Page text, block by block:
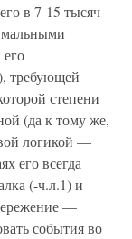
в 7-15 тысяч
требующей
степени
(да к тому же,
логикой —
его всегда
(-ч.л.1) и
—
события во